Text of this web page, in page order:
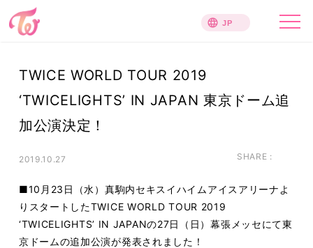
TWICE WORLD TOUR 2019
‘TWICELIGHTS’ IN JAPAN 東京ドーム追
加公演決定！
2019.10.27 SHARE :
■10月23日（水）真駒内セキスイハイムアイスアリーナよ
りスタートしたTWICE WORLD TOUR 2019
‘TWICELIGHTS’ IN JAPANの27日（日）幕張メッセにて東
京ドームの追加公演が発表されました！